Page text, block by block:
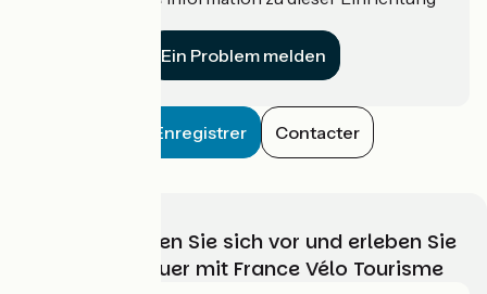
Ein Problem melden
Enregistrer Contacter
Wählen, bereiten Sie sich vor und erleben Sie
Ihr Radabenteuer mit France Vélo Tourisme